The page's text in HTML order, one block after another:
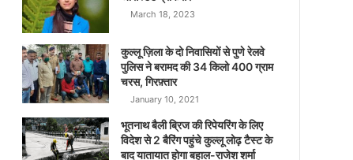
March 18, 2023
कुल्लू ज़िला के दो निवासियों से पुणे रेलवे
पुलिस ने बरामद की 34 किलो 400 ग्राम
चरस, गिरफ़्तार
January 10, 2021
भूतनाथ बैली ब्रिज की रिपेयरिंग के लिए
विदेश से 2 बैरिंग पहुंचे कुल्लू लोढ़ टैस्ट के
बाद यातायात होगा बहाल-राजेश शर्मा